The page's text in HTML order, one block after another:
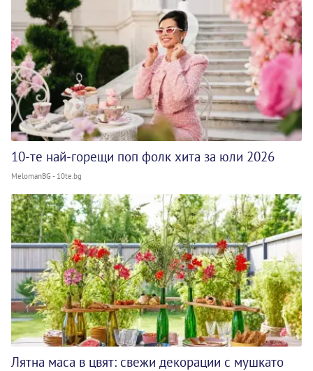
10-те най-горещи поп фолк хита за юли 2026
MelomanBG - 10te.bg
Лятна маса в цвят: свежи декорации с мушкато